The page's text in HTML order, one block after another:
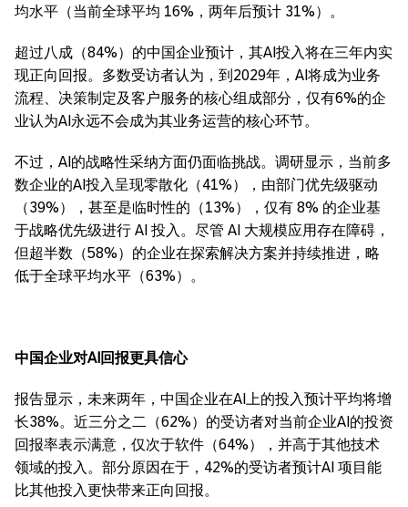
均水平（当前全球平均 16%，两年后预计 31%）。
超过八成（84%）的中国企业预计，其AI投入将在三年内实
现正向回报。多数受访者认为，到2029年，AI将成为业务
流程、决策制定及客户服务的核心组成部分，仅有6%的企
业认为AI永远不会成为其业务运营的核心环节。
不过，AI的战略性采纳方面仍面临挑战。调研显示，当前多
数企业的AI投入呈现零散化（41%），由部门优先级驱动
（39%），甚至是临时性的（13%），仅有 8% 的企业基
于战略优先级进行 AI 投入。尽管 AI 大规模应用存在障碍，
但超半数（58%）的企业在探索解决方案并持续推进，略
低于全球平均水平（63%）。
中国企业对AI 回报更具信心
报告显示，未来两年，中国企业在AI上的投入预计平均将增
长38%。近三分之二（62%）的受访者对当前企业AI的投资
回报率表示满意，仅次于软件（64%），并高于其他技术
领域的投入。部分原因在于，42%的受访者预计AI 项目能
比其他投入更快带来正向回报。